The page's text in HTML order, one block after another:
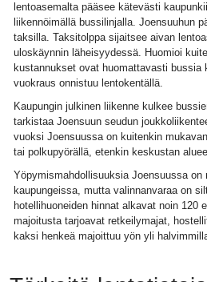
lentoasemalta pääsee kätevästi
liikennöimällä bussilinjalla. Joensuuhun
taksilla. Taksitolppa sijaitsee aivan
uloskäynnin läheisyydessä. Huomioi
kustannukset ovat huomattavasti bussia
vuokraus onnistuu lentokentällä.
Kaupungin julkinen liikenne kulkee
tarkistaa Joensuun seudun
vuoksi Joensuussa on kuitenkin
tai polkupyörällä, etenkin keskustan
Yöpymismahdollisuuksia Joensuussa
kaupungeissa, mutta valinnanvaraa on
hotellihuoneiden hinnat alkavat noin 120
majoitusta tarjoavat retkeilymajat,
kaksi henkeä majoittuu yön yli